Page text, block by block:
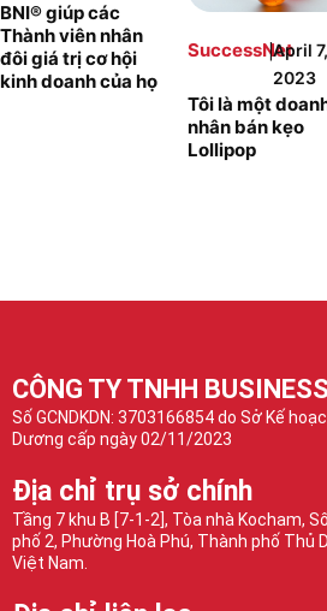
BNI® giúp các
Thành viên nhân
đôi giá trị cơ hội
kinh doanh của họ
SuccessNet
|April 7,
2023
Tôi là một
nhân bán kẹo
Lollipop
CÔNG TY TNHH
Số GCNDKDN: 3703166854 do Sở Kế
Dương cấp ngày 02/11/2023
Địa chỉ trụ sở chính
Tầng 7 khu B [7-1-2], Tòa nhà Kocham,
phố 2, Phường Hoà Phú, Thành phố Thủ
Việt Nam.